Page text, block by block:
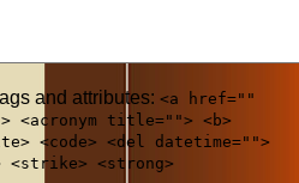
and attributes: <a href=""
title=""> <b>
<code> <del datetime="">
<strike> <strong>